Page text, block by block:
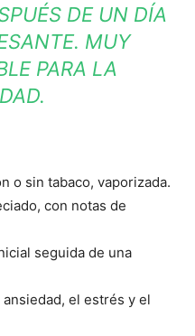
DE UN DÍA
MUY
PARA LA
o sin tabaco, vaporizada.
con notas de
seguida de una
ansiedad, el estrés y el